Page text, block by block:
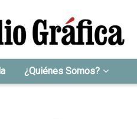
¿Quiénes Somos?